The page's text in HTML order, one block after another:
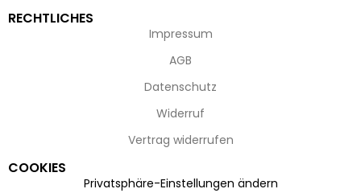
RECHTLICHES
Impressum
AGB
Datenschutz
Widerruf
Vertrag widerrufen
COOKIES
Privatsphäre-Einstellungen ändern